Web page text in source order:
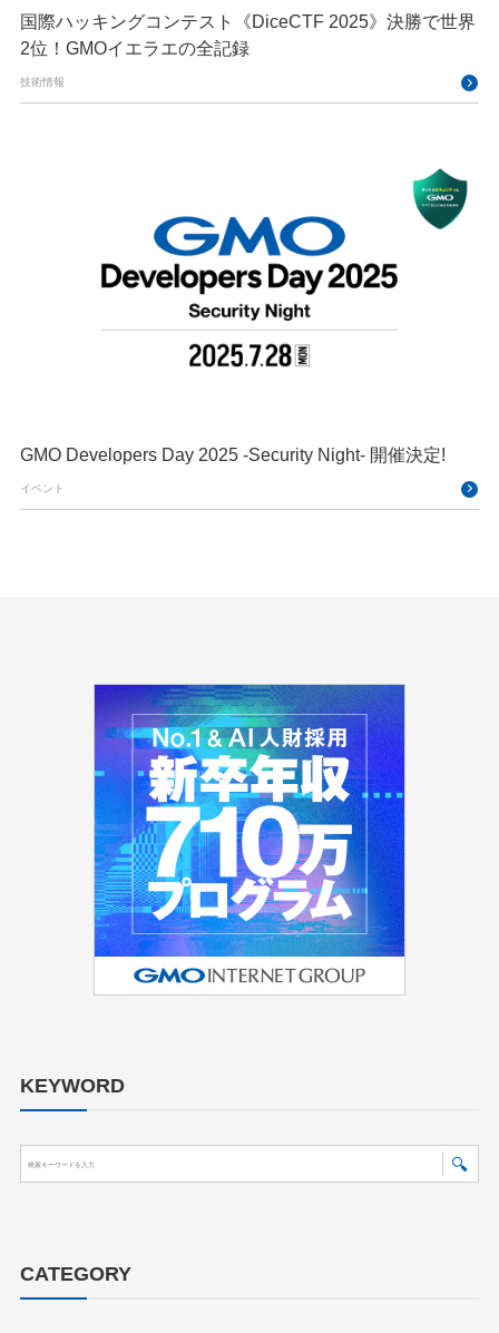
国際ハッキングコンテスト《DiceCTF 2025》決勝で世界
2位！GMOイエラエの全記録
技術情報
GMO Developers Day 2025 -Security Night- 開催決定!
イベント
KEYWORD
CATEGORY